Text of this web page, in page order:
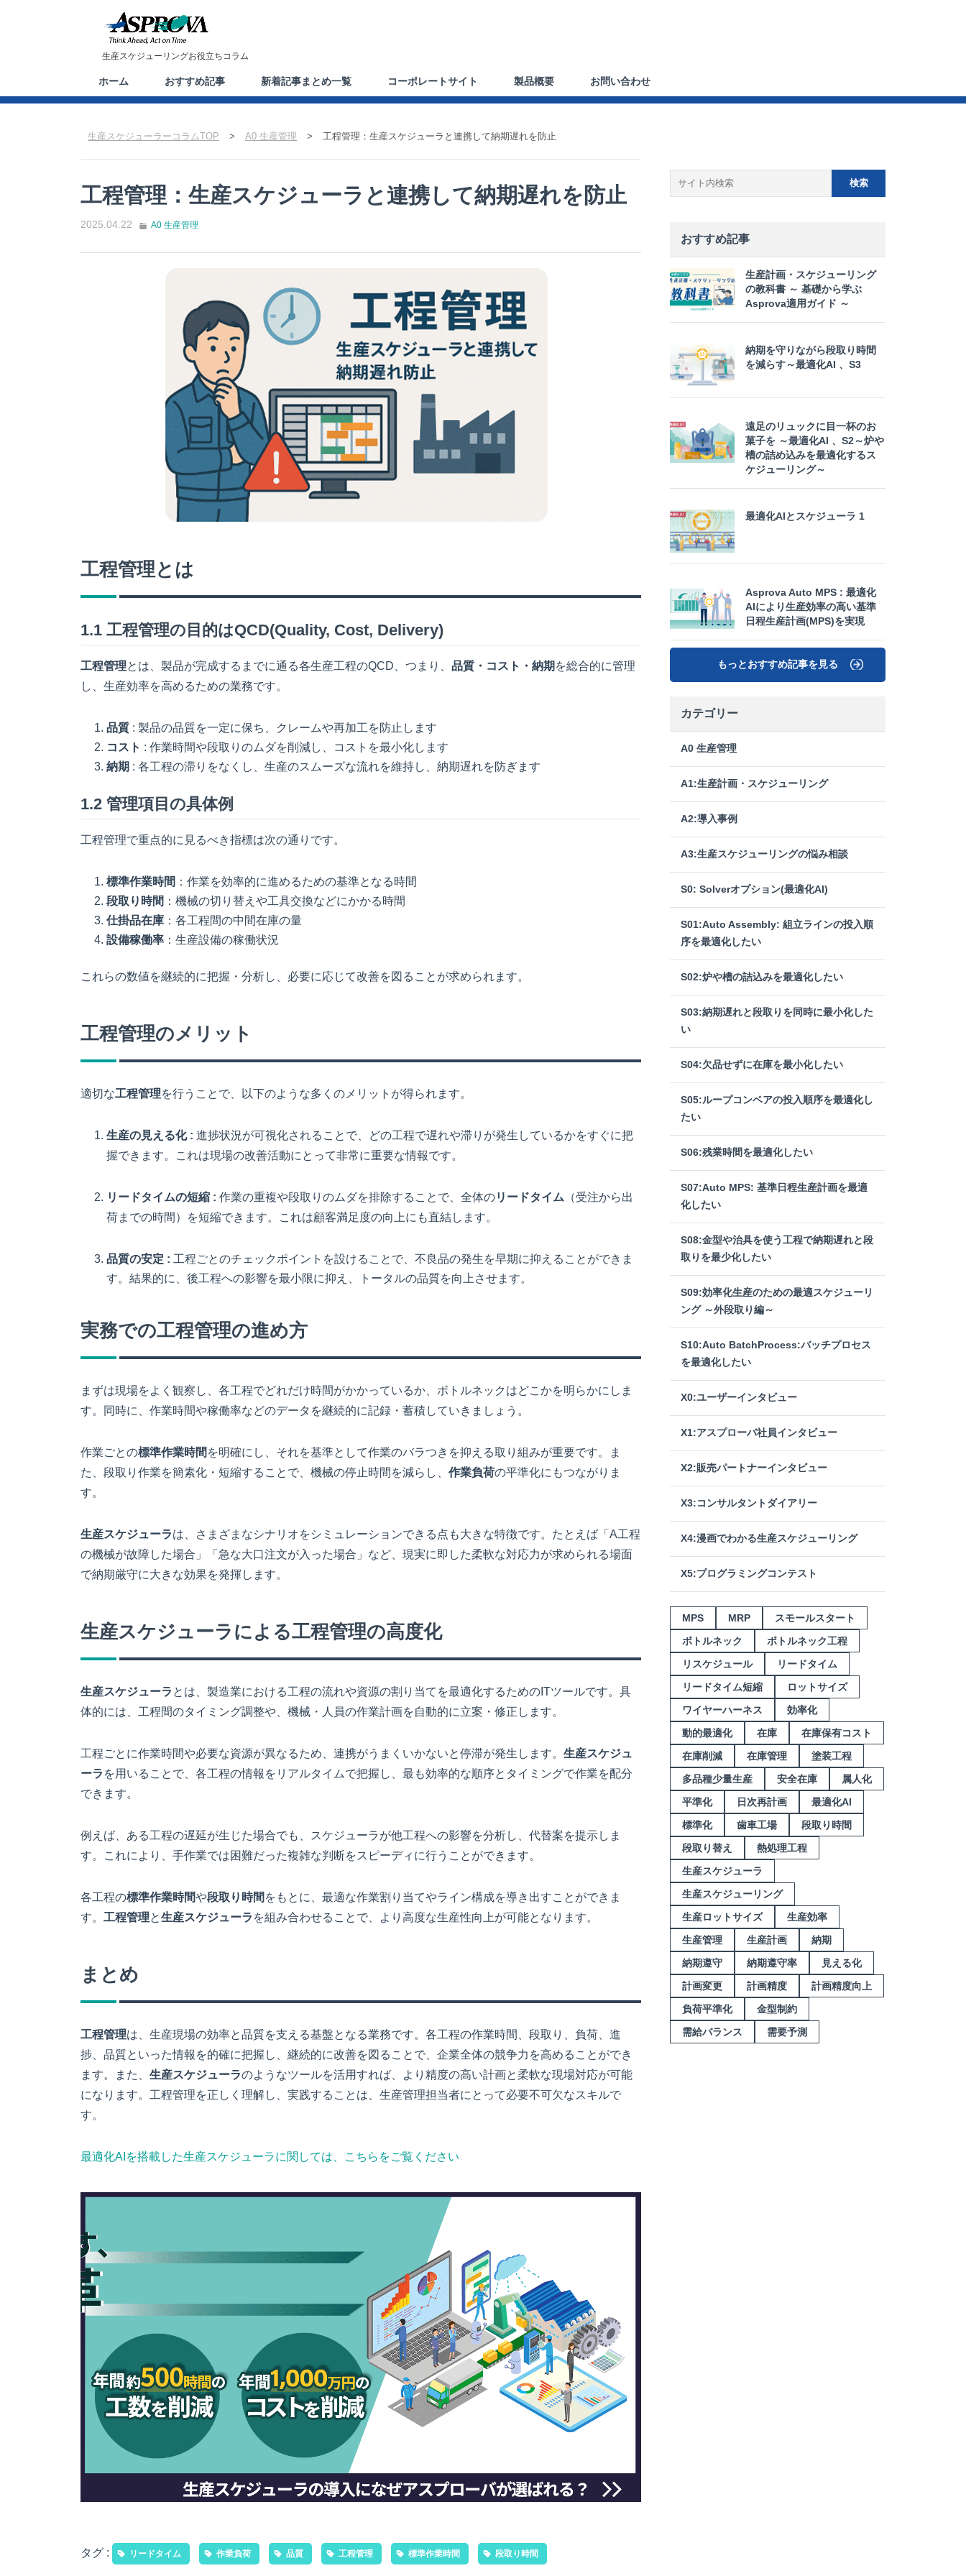
生産スケジューリングお役立ちコラム
ホーム おすすめ記事 新着記事まとめ一覧 コーポレートサイト 製品概要 お問い合わせ
生産スケジューラーコラムTOP > A0 生産管理 > 工程管理：生産スケジューラと連携して納期遅れを防止
工程管理：生産スケジューラと連携して納期遅れを防止
2025.04.22 A0 生産管理
工程管理とは
1.1 工程管理の目的はQCD(Quality, Cost, Delivery)
工程管理とは、製品が完成するまでに通る各生産工程のQCD、つまり、 品質・コスト・納期 を総合的に管理
し、生産効率を高めるための業務です。
品質 : 製品の品質を一定に保ち、クレームや再加工を防止します
コスト : 作業時間や段取りのムダを削減し、コストを最小化します
納期 : 各工程の滞りをなくし、生産のスムーズな流れを維持し、納期遅れを防ぎます
1.2 管理項目の具体例
工程管理で重点的に見るべき指標は次の通りです。
標準作業時間 ：作業を効率的に進めるための基準となる時間
段取り時間 ：機械の切り替えや工具交換などにかかる時間
仕掛品在庫 ：各工程間の中間在庫の量
設備稼働率 ：生産設備の稼働状況
これらの数値を継続的に把握・分析し、必要に応じて改善を図ることが求められます。
工程管理のメリット
適切な工程管理を行うことで、以下のような多くのメリットが得られます。
生産の見える化 : 進捗状況が可視化されることで、どの工程で遅れや滞りが発生しているかをすぐに把
握できます。これは現場の改善活動にとって非常に重要な情報です。
リードタイムの短縮 : 作業の重複や段取りのムダを排除することで、全体のリードタイム （受注から出
荷までの時間）を短縮できます。これは顧客満足度の向上にも直結します。
品質の安定 : 工程ごとのチェックポイントを設けることで、不良品の発生を早期に抑えることができま
す。結果的に、後工程への影響を最小限に抑え、トータルの品質を向上させます。
実務での工程管理の進め方
まずは現場をよく観察し、各工程でどれだけ時間がかかっているか、ボトルネックはどこかを明らかにしま
す。同時に、作業時間や稼働率などのデータを継続的に記録・蓄積していきましょう。
作業ごとの標準作業時間 を明確にし、それを基準として作業のバラつきを抑える取り組みが重要です。ま
た、段取り作業を簡素化・短縮することで、機械の停止時間を減らし、 作業負荷の平準化にもつながりま
す。
生産スケジューラは、さまざまなシナリオをシミュレーションできる点も大きな特徴です。たとえば「A工程
の機械が故障した場合」「急な大口注文が入った場合」など、現実に即した柔軟な対応力が求められる場面
で納期厳守に大きな効果を発揮します。
生産スケジューラによる工程管理の高度化
生産スケジューラ とは、製造業における工程の流れや資源の割り当てを最適化するためのITツールです。具
体的には、工程間のタイミング調整や、機械・人員の作業計画を自動的に立案・修正します。
工程ごとに作業時間や必要な資源が異なるため、連携がうまくいかないと停滞が発生します。 生産スケジュ
ーラ を用いることで、各工程の情報をリアルタイムで把握し、最も効率的な順序とタイミングで作業を配分
できます。
例えば、ある工程の遅延が生じた場合でも、スケジューラが他工程への影響を分析し、代替案を提示しま
す。これにより、手作業では困難だった複雑な判断をスピーディに行うことができます。
各工程の標準作業時間や段取り時間 をもとに、最適な作業割り当てやライン構成を導き出すことができま
す。 工程管理と生産スケジューラ を組み合わせることで、より高度な生産性向上が可能となります。
まとめ
工程管理は、生産現場の効率と品質を支える基盤となる業務です。各工程の作業時間、段取り、負荷、進
捗、品質といった情報を的確に把握し、継続的に改善を図ることで、企業全体の競争力を高めることができ
ます。また、 生産スケジューラのようなツールを活用すれば、より精度の高い計画と柔軟な現場対応が可能
になります。工程管理を正しく理解し、実践することは、生産管理担当者にとって必要不可欠なスキルで
す。
最適化AIを搭載した生産スケジューラに関しては、こちらをご覧ください
タグ : リードタイム 作業負荷 品質 工程管理 標準作業時間 段取り時間
おすすめ記事
生産計画・スケジューリング
の教科書 ～ 基礎から学ぶ
Asprova適用ガイド ～
納期を守りながら段取り時間
を減らす～最適化AI 、S3
遠足のリュックに目一杯のお
菓子を ～最適化AI 、S2～炉や
槽の詰め込みを最適化するス
ケジューリング～
最適化AIとスケジューラ 1
Asprova Auto MPS : 最適化
AIにより生産効率の高い基準
日程生産計画(MPS)を実現
もっとおすすめ記事を見る
カテゴリー
A0 生産管理
A1:生産計画・スケジューリング
A2:導入事例
A3:生産スケジューリングの悩み相談
S0: Solverオプション(最適化AI)
S01:Auto Assembly: 組立ラインの投入順
序を最適化したい
S02:炉や槽の詰込みを最適化したい
S03:納期遅れと段取りを同時に最小化した
い
S04:欠品せずに在庫を最小化したい
S05:ループコンベアの投入順序を最適化し
たい
S06:残業時間を最適化したい
S07:Auto MPS: 基準日程生産計画を最適
化したい
S08:金型や治具を使う工程で納期遅れと段
取りを最少化したい
S09:効率化生産のための最適スケジューリ
ング ～外段取り編～
S10:Auto BatchProcess:バッチプロセス
を最適化したい
X0:ユーザーインタビュー
X1:アスプローバ社員インタビュー
X2:販売パートナーインタビュー
X3:コンサルタントダイアリー
X4:漫画でわかる生産スケジューリング
X5:プログラミングコンテスト
MPS MRP
スモールスタート
ボトルネック
ボトルネック工程
リスケジュール
リードタイム
リードタイム短縮
ロットサイズ
ワイヤーハーネス
効率化
動的最適化
在庫
在庫保有コスト
在庫削減
在庫管理
塗装工程
多品種少量生産
安全在庫
属人化
平準化
日次再計画
最適化AI
標準化
歯車工場
段取り時間
段取り替え
熱処理工程
生産スケジューラ
生産スケジューリング
生産ロットサイズ
生産効率
生産管理
生産計画
納期
納期遵守
納期遵守率
見える化
計画変更
計画精度
計画精度向上
負荷平準化
金型制約
需給バランス
需要予測